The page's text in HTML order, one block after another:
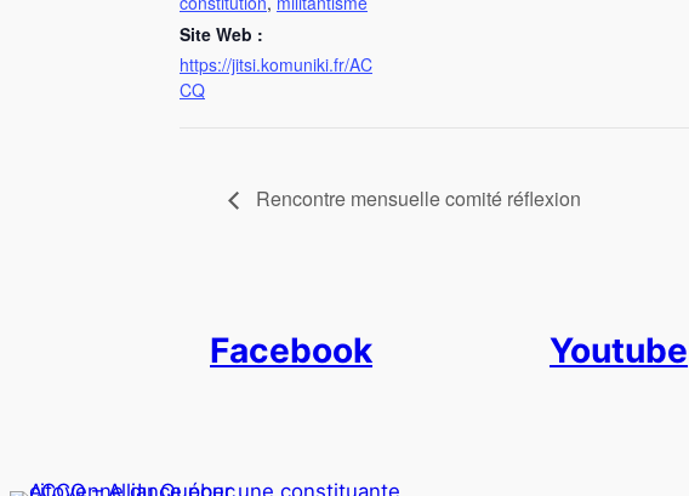
Site Web :
https://jitsi.komuniki.fr/AC
CQ
Rencontre mensuelle comité réflexion
Facebook Youtube